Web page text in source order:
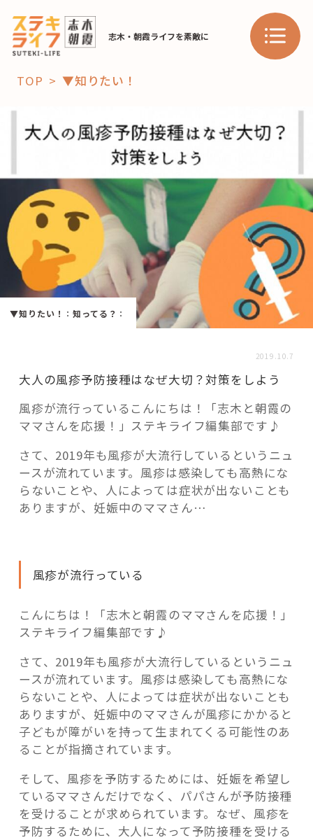
志木・朝霞ライフを素敵に
子育て
暮らし
おすすめ
スポット 学び・教育
「場」
HAREL HAREL
活用事例
「モノ」
fleXe リノベ事例
「ひと」
協賛・協力店
これからの暮らし 住み替え相談
記事検索
TOP ▼知りたい！
▼知りたい！ ：知ってる？ ：
2019.10.7
大人の風疹予防接種はなぜ大切？対策をしよう
風疹が流行っているこんにちは！「志木と朝霞の
ママさんを応援！」ステキライフ編集部です♪
さて、2019年も風疹が大流行しているというニュ
ースが流れています。風疹は感染しても高熱にな
らないことや、人によっては症状が出ないことも
ありますが、妊娠中のママさん…
風疹が流行っている
こんにちは！「志木と朝霞のママさんを応援！」
ステキライフ編集部です♪
さて、2019年も風疹が大流行しているというニュ
ースが流れています。風疹は感染しても高熱にな
らないことや、人によっては症状が出ないことも
ありますが、妊娠中のママさんが風疹にかかると
子どもが障がいを持って生まれてくる可能性のあ
ることが指摘されています。
そして、風疹を予防するためには、妊娠を希望し
ているママさんだけでなく、パパさんが予防接種
を受けることが求められています。なぜ、風疹を
予防するために、大人になって予防接種を受ける